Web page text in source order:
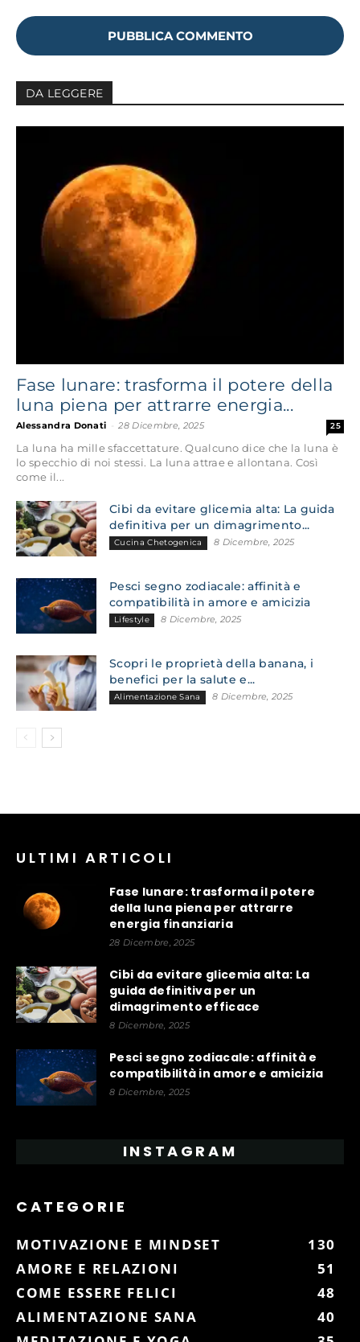
DA LEGGERE
Fase lunare: trasforma il potere della
luna piena per attrarre energia...
Alessandra Donati 28 Dicembre, 2025 25
La luna ha mille sfaccettature. Qualcuno dice che la luna è
lo specchio di noi stessi. La luna attrae e allontana. Così
come il...
Cibi da evitare glicemia alta: La guida
definitiva per un dimagrimento...
Cucina Chetogenica 8 Dicembre, 2025
Pesci segno zodiacale: affinità e
compatibilità in amore e amicizia
Lifestyle 8 Dicembre, 2025
Scopri le proprietà della banana, i
benefici per la salute e...
Alimentazione Sana 8 Dicembre, 2025
ULTIMI ARTICOLI
Fase lunare: trasforma il potere
della luna piena per attrarre
energia finanziaria
28 Dicembre, 2025
Cibi da evitare glicemia alta: La
guida definitiva per un
dimagrimento efficace
8 Dicembre, 2025
Pesci segno zodiacale: affinità e
compatibilità in amore e amicizia
8 Dicembre, 2025
INSTAGRAM
CATEGORIE
MOTIVAZIONE E MINDSET
130
AMORE E RELAZIONI
51
COME ESSERE FELICI
48
ALIMENTAZIONE SANA
40